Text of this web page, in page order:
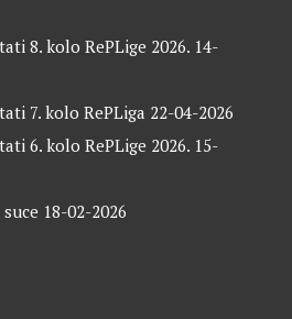
8. kolo RePLige 2026. 14-
7. kolo RePLiga 22-04-2026
6. kolo RePLige 2026. 15-
18-02-2026